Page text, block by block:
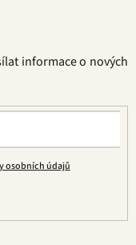
informace o nových
osobních údajů